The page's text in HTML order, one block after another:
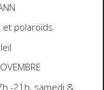
polaroïds
21h, samedi &